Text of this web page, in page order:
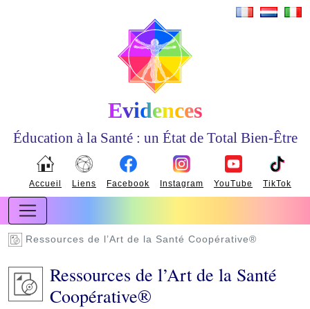
Evidences
Éducation à la Santé : un État de Total Bien-Être
TikTok
YouTube
Instagram
Facebook
Liens
Accueil
Ressources de l’Art de la Santé Coopérative®
Ressources de l’Art de la Santé
Coopérative®